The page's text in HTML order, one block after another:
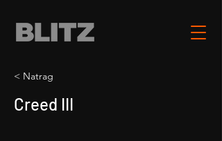
< Natrag
Creed III